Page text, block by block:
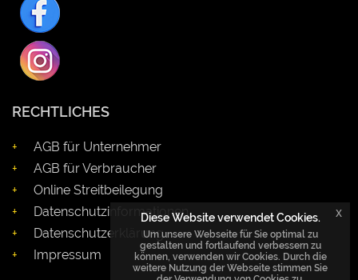
RECHTLICHES
AGB für Unternehmer
AGB für Verbraucher
Online Streitbeilegung
Datenschutzinformationen
Datenschutzerklärung
Impressum
Diese Website verwendet Cookies.
Um unsere Webseite für Sie optimal zu
gestalten und fortlaufend verbessern zu
können, verwenden wir Cookies. Durch die
weitere Nutzung der Webseite stimmen Sie
x